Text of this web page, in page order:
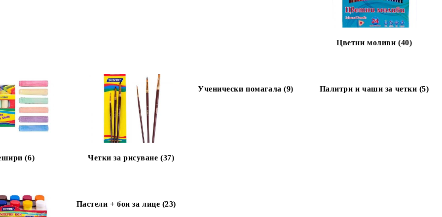
Цветни моливи (40)
(6) Четки за рисуване (37)
Ученически помагала (9) Палитри и чаши за четки (5)
Пастели + бои за лице (23)